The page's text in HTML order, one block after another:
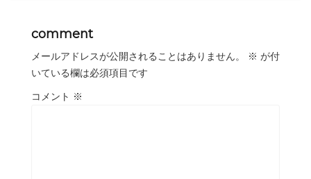
comment
メールアドレスが公開されることはありません。 ※ が付
いている欄は必須項目です
コメント ※